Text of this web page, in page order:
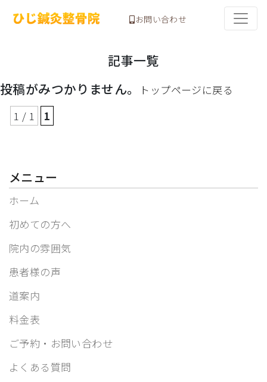
お問い合わせ
記事一覧
投稿がみつかりません。
トップページに戻る
1 / 1
1
メニュー
ホーム
初めての方へ
院内の雰囲気
患者様の声
道案内
料金表
ご予約・お問い合わせ
よくある質問